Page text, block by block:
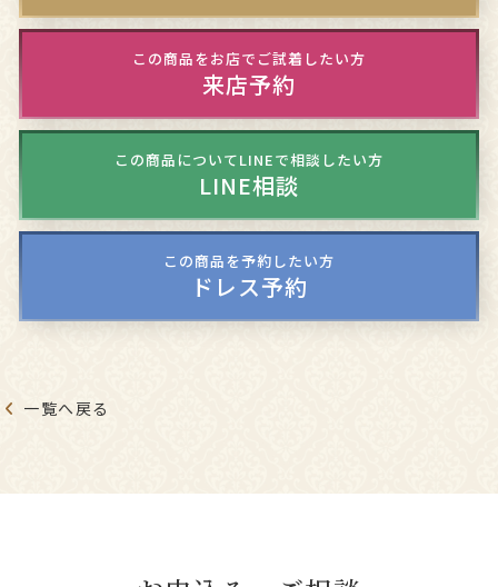
この商品をお店でご試着したい方
来店予約
この商品についてLINEで相談したい方
LINE相談
この商品を予約したい方
ドレス予約
一覧へ戻る